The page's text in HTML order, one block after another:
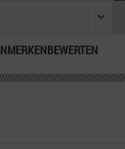
MERKENBEWERTEN